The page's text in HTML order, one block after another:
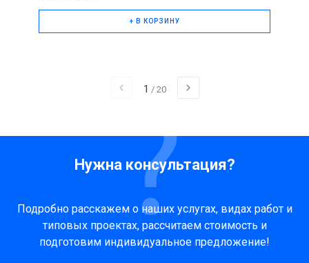
+ В КОРЗИНУ
1 / 20
Нужна консультация?
Подробно расскажем о наших услугах, видах работ и
типовых проектах, рассчитаем стоимость и
подготовим индивидуальное предложение!